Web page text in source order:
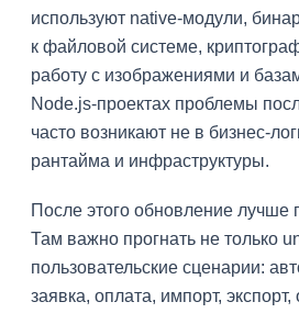
используют native-модули,
к файловой системе,
работу с изображениями и
Node.js-проектах проблемы
часто возникают не в бизнес-
рантайма и инфраструктуры.
После этого обновление лучше
Там важно прогнать не только
пользовательские сценарии:
заявка, оплата, импорт,